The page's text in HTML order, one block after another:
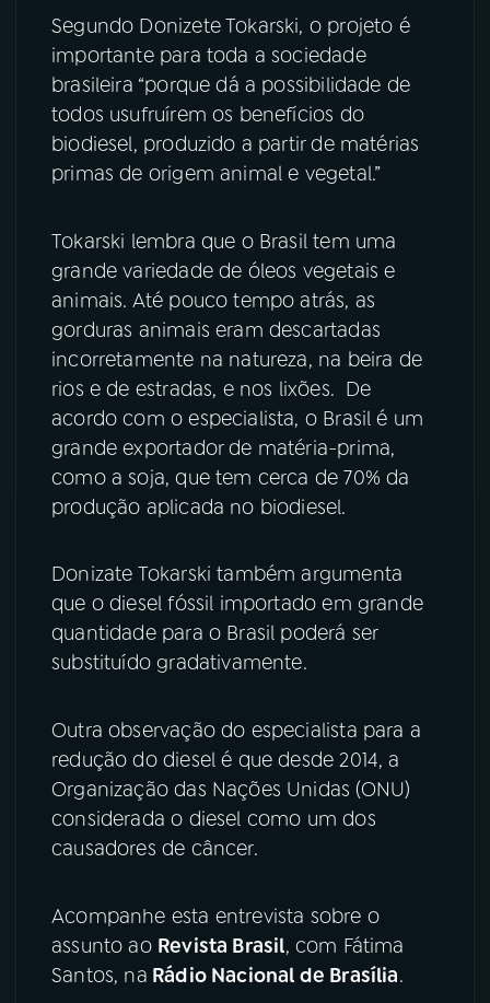
Segundo Donizete Tokarski, o projeto é
importante para toda a sociedade
brasileira “porque dá a possibilidade de
todos usufruírem os benefícios do
biodiesel, produzido a partir de matérias
primas de origem animal e vegetal.”
Tokarski lembra que o Brasil tem uma
grande variedade de óleos vegetais e
animais. Até pouco tempo atrás, as
gorduras animais eram descartadas
incorretamente na natureza, na beira de
rios e de estradas, e nos lixões. De
acordo com o especialista, o Brasil é um
grande exportador de matéria-prima,
como a soja, que tem cerca de 70% da
produção aplicada no biodiesel.
Donizate Tokarski também argumenta
que o diesel fóssil importado em grande
quantidade para o Brasil poderá ser
substituído gradativamente.
Outra observação do especialista para a
redução do diesel é que desde 2014, a
Organização das Nações Unidas (ONU)
considerada o diesel como um dos
causadores de câncer.
Acompanhe esta entrevista sobre o
assunto ao Revista Brasil, com Fátima
Santos, na Rádio Nacional de Brasília.